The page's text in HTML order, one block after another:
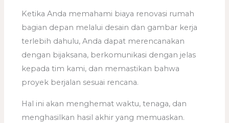
Ketika Anda memahami biaya renovasi rumah
bagian depan melalui desain dan gambar kerja
terlebih dahulu, Anda dapat merencanakan
dengan bijaksana, berkomunikasi dengan jelas
kepada tim kami, dan memastikan bahwa
proyek berjalan sesuai rencana.
Hal ini akan menghemat waktu, tenaga, dan
menghasilkan hasil akhir yang memuaskan.